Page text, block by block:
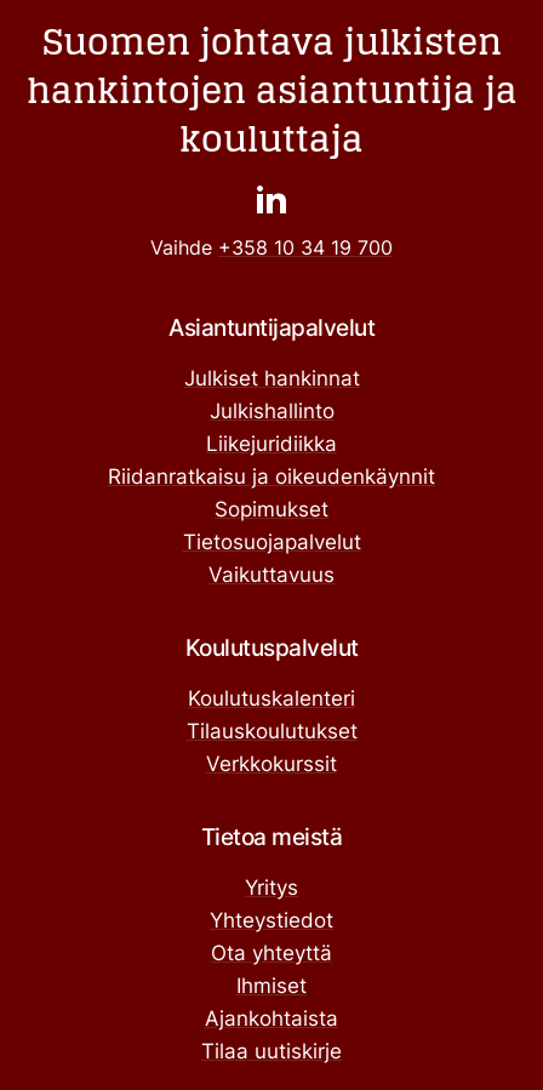
Suomen johtava julkisten
hankintojen asiantuntija ja
kouluttaja
Vaihde +358 10 34 19 700
Asiantuntijapalvelut
Julkiset hankinnat
Julkishallinto
Liikejuridiikka
Riidanratkaisu ja oikeudenkäynnit
Sopimukset
Tietosuojapalvelut
Vaikuttavuus
Koulutuspalvelut
Koulutuskalenteri
Tilauskoulutukset
Verkkokurssit
Tietoa meistä
Yritys
Yhteystiedot
Ota yhteyttä
Ihmiset
Ajankohtaista
Tilaa uutiskirje